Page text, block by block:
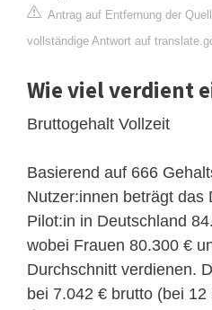
Antrag auf Entfernung der
vollständige Antwort auf
Wie viel verdient
Bruttogehalt Vollzeit
Basierend auf 666
Nutzer:innen beträgt das
Pilot:in in Deutschland
wobei Frauen 80.300 €
Durchschnitt verdienen.
bei 7.042 € brutto (bei 12